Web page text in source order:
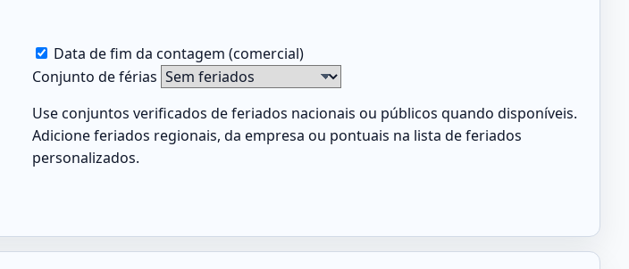
Data de fim da contagem (comercial)
Conjunto de férias
Use conjuntos verificados de feriados nacionais ou públicos quando disponíveis.
Adicione feriados regionais, da empresa ou pontuais na lista de feriados
personalizados.